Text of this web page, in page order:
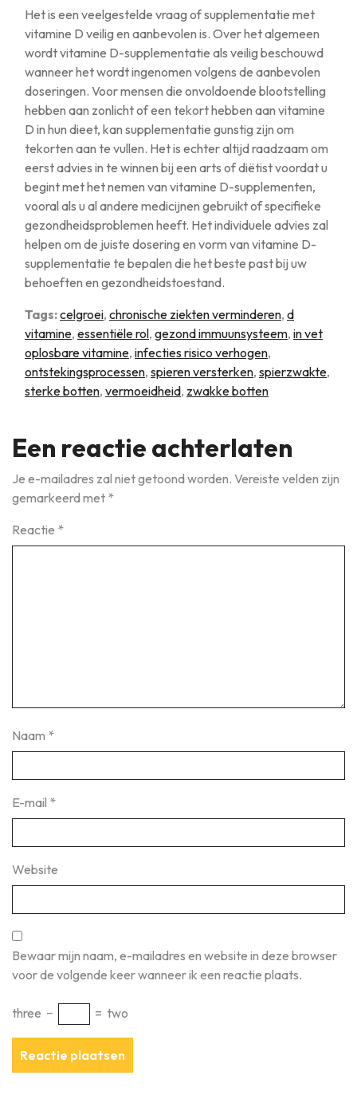
Het is een veelgestelde vraag of supplementatie met
vitamine D veilig en aanbevolen is. Over het algemeen
wordt vitamine D-supplementatie als veilig beschouwd
wanneer het wordt ingenomen volgens de aanbevolen
doseringen. Voor mensen die onvoldoende blootstelling
hebben aan zonlicht of een tekort hebben aan vitamine
D in hun dieet, kan supplementatie gunstig zijn om
tekorten aan te vullen. Het is echter altijd raadzaam om
eerst advies in te winnen bij een arts of diëtist voordat u
begint met het nemen van vitamine D-supplementen,
vooral als u al andere medicijnen gebruikt of specifieke
gezondheidsproblemen heeft. Het individuele advies zal
helpen om de juiste dosering en vorm van vitamine D-
supplementatie te bepalen die het beste past bij uw
behoeften en gezondheidstoestand.
Tags:celgroei, chronische ziekten verminderen, d
vitamine, essentiële rol, gezond immuunsysteem, in vet
oplosbare vitamine, infecties risico verhogen,
ontstekingsprocessen, spieren versterken, spierzwakte,
sterke botten, vermoeidheid, zwakke botten
Een reactie achterlaten
Je e-mailadres zal niet getoond worden. Vereiste velden zijn
gemarkeerd met *
Reactie *
Naam *
E-mail *
Website
Bewaar mijn naam, e-mailadres en website in deze browser
voor de volgende keer wanneer ik een reactie plaats.
three − = two